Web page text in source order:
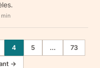
min
4 5 ... 73
→